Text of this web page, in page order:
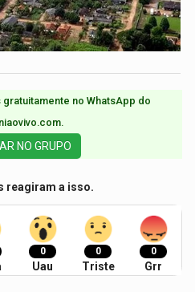
no WhatsApp do
NO GRUPO
reagiram a isso.
0
Uau
0
Triste
0
Grr